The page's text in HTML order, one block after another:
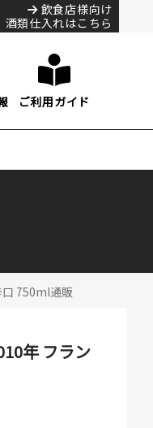
飲食店様向け
酒類仕入れはこちら
ご利用ガイド
口 750ml通販
年 フラン